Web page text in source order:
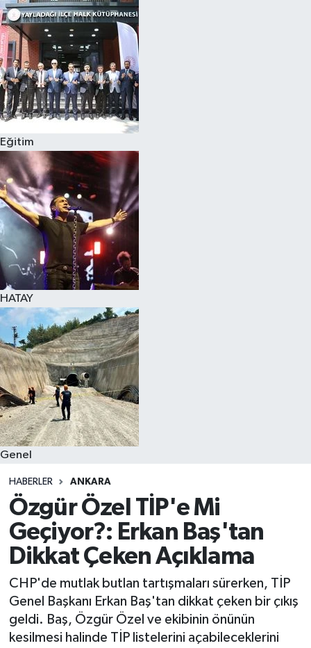
Eğitim
HATAY
Genel
HABERLER ANKARA
Özgür Özel TİP'e Mi
Geçiyor?: Erkan Baş'tan
Dikkat Çeken Açıklama
CHP'de mutlak butlan tartışmaları sürerken, TİP
Genel Başkanı Erkan Baş'tan dikkat çeken bir çıkış
geldi. Baş, Özgür Özel ve ekibinin önünün
kesilmesi halinde TİP listelerini açabileceklerini
Spor
Teknoloji
Yaşam